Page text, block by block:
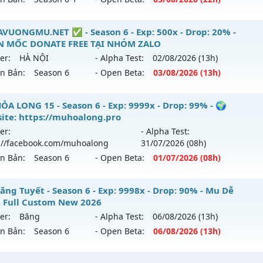
loại: Mu Nguyên bản Webzen
GameGuard
Long - MU SS1.9 –CHUẨN CÀY CẤY NGUYÊN BẢN
mới ra tháng 08 2026 - Mở máy chủMáy chủ Thiên Vương
2626
reset: Reset In Game
loại: Mu Nguyên bản Webzen
Gameguard
✅ - Season 6 - Exp: 500x - Drop: 20% -
MỐC DONATE FREE TẠI NHÓM ZALO
HÀ NỘI - Alpha Test: 02/08/2026 (13h)
Bản:
Season 6 - Open Beta: 03/08/2026 (13h)
✅ - NHẬN MỐC DONATE FREE TẠI
mới ra tháng 08 2026 - Mở máy chủ
HÀ NỘI
500x - Drop: 20%
loại: Mu Nguyên bản Webzen
FPS 60 PLUS - CHỐNG HACK 100%
LONG 15 - Season 6 - Exp: 9999x - Drop: 99% - 🌍
https://muhoalong.pro
facebook.com/muhoalong
- Alpha Test:
31/07/2026 (08h)
Bản:
Season 6 - Open Beta: 01/07/2026 (08h)
LONG 15 - 🌍 Website: https://muhoalong.pro
ra tháng 07 2026 - Mở máy chủ https://facebook.com/
01/07/2626
Tuyết - Season 6 - Exp: 9998x - Drop: 90% - Mu Dễ
Full Custom New 2026
Băng - Alpha Test: 06/08/2026 (13h)
Bản:
Season 6 - Open Beta: 06/08/2026 (13h)